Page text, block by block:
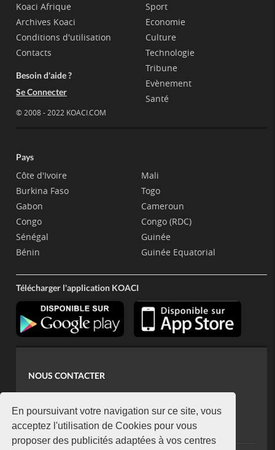
En poursuivant votre navigation sur ce site, vous
acceptez l'utilisation de Cookies pour vous
proposer des publicités adaptées à vos centres
Koaci Afrique
Archives Koaci
Conditions d'utilisation
Contacts
Besoin d'aide ?
Se Connecter
© 2008 - 2022 KOACI.COM
Sport
Economie
Culture
Technologie
Tribune
Evènement
Santé
Pays
Côte d'Ivoire
Burkina Faso
Gabon
Congo
Sénégal
Bénin
Mali
Togo
Cameroun
Congo (RDC)
Guinée
Guinée Equatorial
Télécharger l'application KOACI
NOUS CONTACTER
koaci@yahoo.fr
+225 07 08 85 52 93